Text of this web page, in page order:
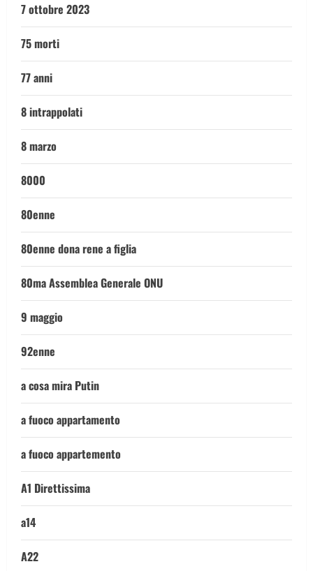
7 ottobre 2023
75 morti
77 anni
8 intrappolati
8 marzo
8000
80enne
80enne dona rene a figlia
80ma Assemblea Generale ONU
9 maggio
92enne
a cosa mira Putin
a fuoco appartamento
a fuoco appartemento
A1 Direttissima
a14
A22